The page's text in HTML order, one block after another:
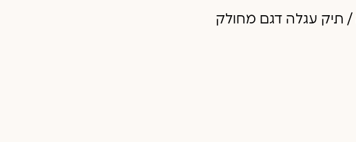
/ תיק עגלה דגם מחולק